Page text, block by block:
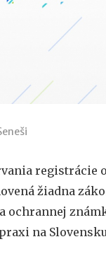
registrácie
žiadna
ochrannej
na